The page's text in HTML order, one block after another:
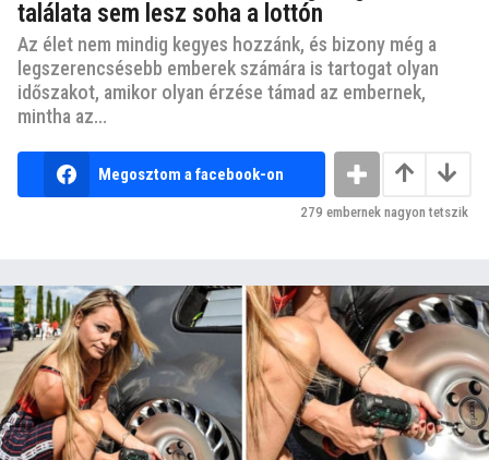
találata sem lesz soha a lottón
Az élet nem mindig kegyes hozzánk, és bizony még a
legszerencsésebb emberek számára is tartogat olyan
időszakot, amikor olyan érzése támad az embernek,
mintha az...
Megosztom a facebook-on
279 embernek nagyon tetszik